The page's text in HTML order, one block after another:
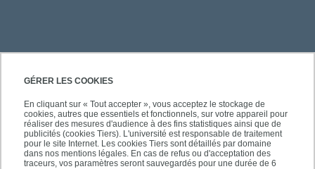
GÉRER LES COOKIES
En cliquant sur « Tout accepter », vous acceptez le stockage de
cookies, autres que essentiels et fonctionnels, sur votre appareil pour
réaliser des mesures d'audience à des fins statistiques ainsi que de
publicités (cookies Tiers). L'université est responsable de traitement
pour le site Internet. Les cookies Tiers sont détaillés par domaine
dans nos mentions légales. En cas de refus ou d'acceptation des
traceurs, vos paramètres seront sauvegardés pour une durée de 6
PRATIQUE
ACCÈS RAPIDES